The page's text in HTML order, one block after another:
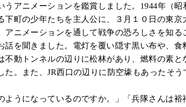
アニメーションを鑑賞しました。 1944年（昭
下町の少年たちを主人公に、３月１０日の東京
ニメーションを通して戦争の恐ろしさを知る
話を聞きました。電灯を覆い隠す黒い布や、食
不動トンネルの辺りに松林があり、燃料の素と
た。また、JR西口の辺りに防空壕もあったそ
ようになっているのですか。」「兵隊さんは裕